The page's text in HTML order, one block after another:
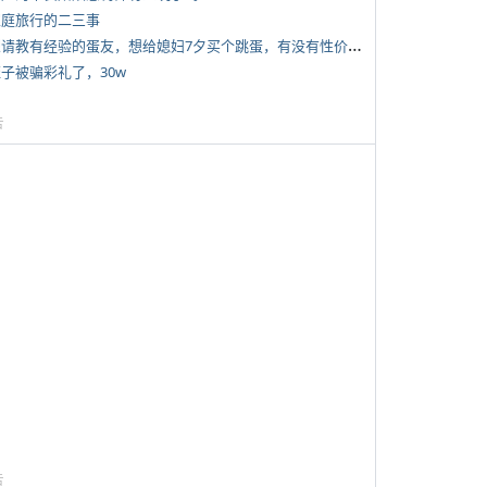
旅行的二三事
*
想请教有经验的蛋友，想给媳妇7夕买个跳蛋，有没有性价比高的推荐
被骗彩礼了，30w